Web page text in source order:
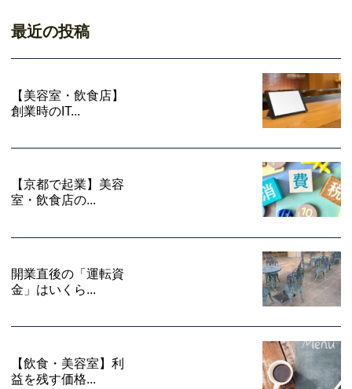
最近の投稿
【美容室・飲食店】
創業時のIT...
【京都で起業】美容
室・飲食店の...
開業直後の「運転資
金」はいくら...
【飲食・美容室】利
益を残す価格...